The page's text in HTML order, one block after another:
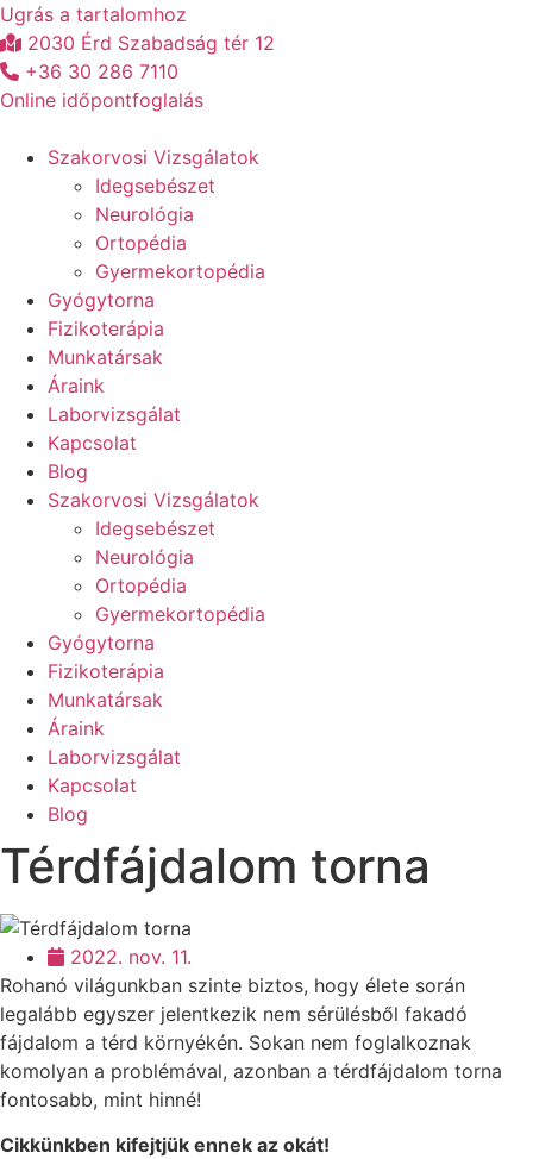
Ugrás a tartalomhoz
2030 Érd Szabadság tér 12
+36 30 286 7110
Online időpontfoglalás
Szakorvosi Vizsgálatok
Idegsebészet
Neurológia
Ortopédia
Gyermekortopédia
Gyógytorna
Fizikoterápia
Munkatársak
Áraink
Laborvizsgálat
Kapcsolat
Blog
Szakorvosi Vizsgálatok
Idegsebészet
Neurológia
Ortopédia
Gyermekortopédia
Gyógytorna
Fizikoterápia
Munkatársak
Áraink
Laborvizsgálat
Kapcsolat
Blog
Térdfájdalom torna
2022. nov. 11.
Rohanó világunkban szinte biztos, hogy élete során
legalább egyszer jelentkezik nem sérülésből fakadó
fájdalom a térd környékén. Sokan nem foglalkoznak
komolyan a problémával, azonban a térdfájdalom torna
fontosabb, mint hinné!
Cikkünkben kifejtjük ennek az okát!